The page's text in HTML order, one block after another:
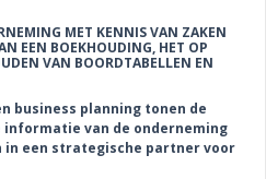
MET KENNIS VAN ZAKEN
EEN BOEKHOUDING, HET OP
VAN BOORDTABELLEN EN
business planning tonen de
van de onderneming
een strategische partner voor